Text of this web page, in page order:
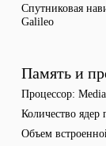
Спутниковая
Galileo
Память и
Процессор
Количество ядер
Объем